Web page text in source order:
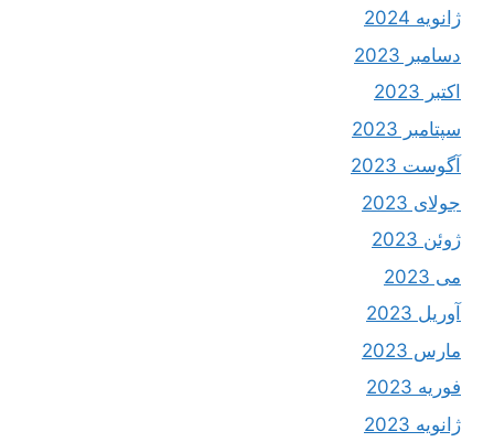
ژانویه 2024
دسامبر 2023
اکتبر 2023
سپتامبر 2023
آگوست 2023
جولای 2023
ژوئن 2023
می 2023
آوریل 2023
مارس 2023
فوریه 2023
ژانویه 2023